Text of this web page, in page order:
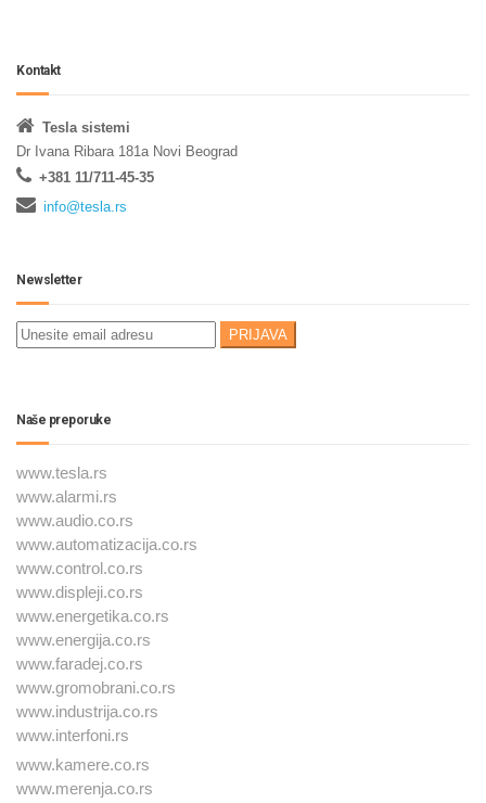
Kontakt
Tesla sistemi
Dr Ivana Ribara 181a Novi Beograd
+381 11/711-45-35
info@tesla.rs
Newsletter
Naše preporuke
www.tesla.rs
www.alarmi.rs
www.audio.co.rs
www.automatizacija.co.rs
www.control.co.rs
www.displeji.co.rs
www.energetika.co.rs
www.energija.co.rs
www.faradej.co.rs
www.gromobrani.co.rs
www.industrija.co.rs
www.interfoni.rs
www.kamere.co.rs
www.merenja.co.rs